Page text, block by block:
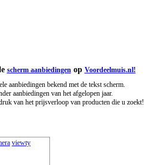
scherm aanbiedingenop Voordeelmuis.nl!
aanbiedingen bekend met de tekst scherm.
aanbiedingen van het afgelopen jaar.
van het prijsverloop van producten die u zoekt!
viewty